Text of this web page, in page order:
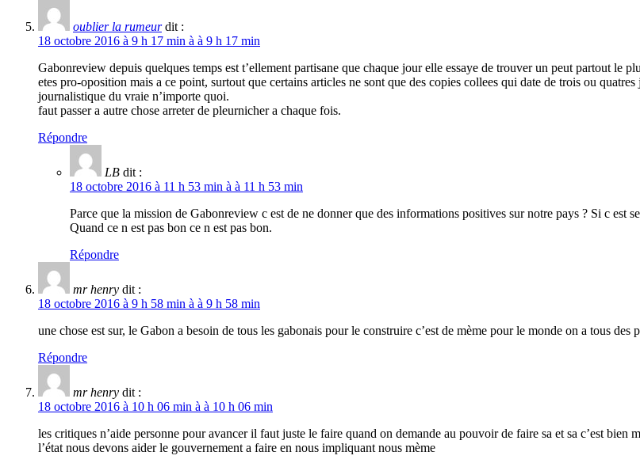
oublier la rumeur dit :
18 octobre 2016 à 9 h 17 min à à 9 h 17 min
Gabonreview depuis quelques temps est t’ellement partisane que chaque jour elle essaye de trouver un peut partout le
etes pro-oposition mais a ce point, surtout que certains articles ne sont que des copies collees qui date de trois ou
journalistique du vraie n’importe quoi.
faut passer a autre chose arreter de pleurnicher a chaque fois.
Répondre
LB dit :
18 octobre 2016 à 11 h 53 min à à 11 h 53 min
Parce que la mission de Gabonreview c est de ne donner que des informations positives sur notre pays ? Si c
Quand ce n est pas bon ce n est pas bon.
Répondre
mr henry dit :
18 octobre 2016 à 9 h 58 min à à 9 h 58 min
une chose est sur, le Gabon a besoin de tous les gabonais pour le construire c’est de mème pour le monde on a tous des
Répondre
mr henry dit :
18 octobre 2016 à 10 h 06 min à à 10 h 06 min
les critiques n’aide personne pour avancer il faut juste le faire quand on demande au pouvoir de faire sa et sa c’est bien
l’état nous devons aider le gouvernement a faire en nous impliquant nous mème